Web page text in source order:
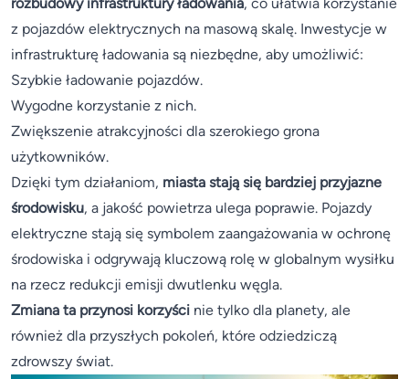
z pojazdów elektrycznych na masową skalę. Inwestycje w
infrastrukturę ładowania są niezbędne, aby umożliwić:
Szybkie ładowanie pojazdów.
Wygodne korzystanie z nich.
Zwiększenie atrakcyjności dla szerokiego grona
użytkowników.
Dzięki tym działaniom, miasta stają się bardziej przyjazne
środowisku, a jakość powietrza ulega poprawie. Pojazdy
elektryczne stają się symbolem zaangażowania w ochronę
środowiska i odgrywają kluczową rolę w globalnym wysiłku
na rzecz redukcji emisji dwutlenku węgla.
Zmiana ta przynosi korzyści nie tylko dla planety, ale
również dla przyszłych pokoleń, które odziedziczą
zdrowszy świat.